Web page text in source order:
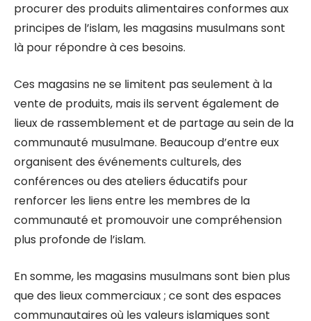
procurer des produits alimentaires conformes aux
principes de l’islam, les magasins musulmans sont
là pour répondre à ces besoins.
Ces magasins ne se limitent pas seulement à la
vente de produits, mais ils servent également de
lieux de rassemblement et de partage au sein de la
communauté musulmane. Beaucoup d’entre eux
organisent des événements culturels, des
conférences ou des ateliers éducatifs pour
renforcer les liens entre les membres de la
communauté et promouvoir une compréhension
plus profonde de l’islam.
En somme, les magasins musulmans sont bien plus
que des lieux commerciaux ; ce sont des espaces
communautaires où les valeurs islamiques sont